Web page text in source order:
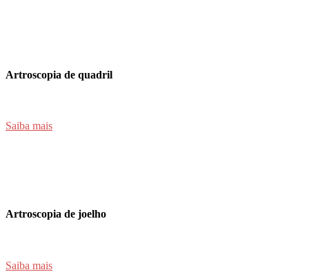
Artroscopia de quadril
Saiba mais
Artroscopia de joelho
Saiba mais